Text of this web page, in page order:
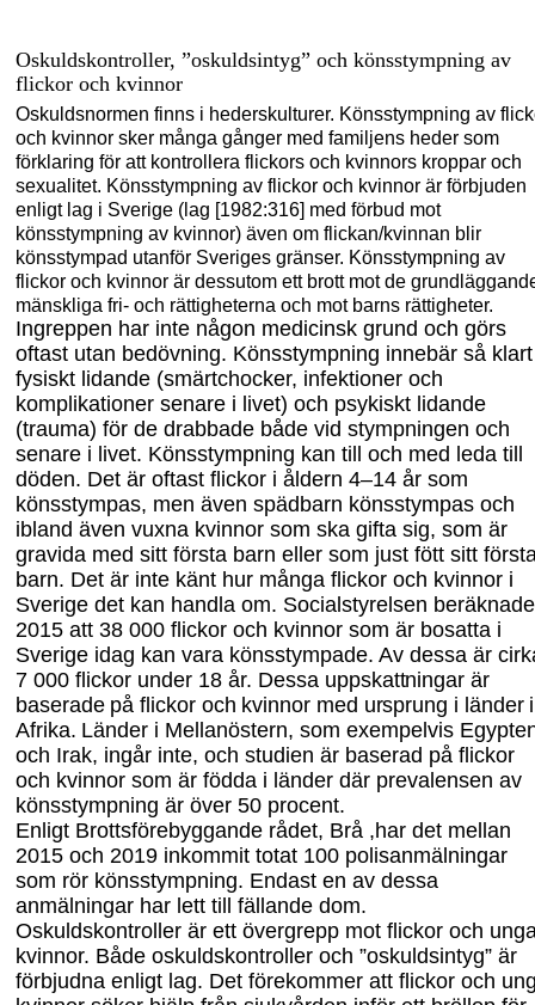
Oskuldskontroller, ”oskuldsintyg” och könsstympning av
flickor och kvinnor
Oskuldsnormen finns i hederskulturer. Könsstympning av
och kvinnor sker många gånger med familjens heder som
förklaring för att kontrollera flickors och kvinnors kroppar och
sexualitet. Könsstympning av flickor och kvinnor är förbjuden
enligt lag i Sverige (lag [1982:316] med förbud mot
könsstympning av kvinnor) även om flickan/kvinnan blir
könsstympad utanför Sveriges gränser. Könsstympning av
flickor och kvinnor är dessutom ett brott mot de
mänskliga fri- och rättigheterna och mot barns rättigheter.
Ingreppen har inte någon medicinsk grund och görs
oftast utan bedövning. Könsstympning innebär så klart
fysiskt lidande (smärtchocker, infektioner och
komplikationer senare i livet) och psykiskt lidande
(trauma) för de drabbade både vid stympningen och
senare i livet. Könsstympning kan till och med leda till
döden. Det är oftast flickor i åldern 4–14 år som
könsstympas, men även spädbarn könsstympas och
ibland även vuxna kvinnor som ska gifta sig, som är
gravida med sitt första barn eller som just fött sitt
barn. Det är inte känt hur många flickor och kvinnor i
Sverige det kan handla om. Socialstyrelsen beräknade
2015 att 38 000 flickor och kvinnor som är bosatta i
Sverige idag kan vara könsstympade. Av dessa är
7 000 flickor under 18 år. Dessa uppskattningar är
baserade på flickor och kvinnor med ursprung i länder i
Afrika. Länder i Mellanöstern, som exempelvis
och Irak, ingår inte, och studien är baserad på flickor
och kvinnor som är födda i länder där prevalensen av
könsstympning är över 50 procent.
Enligt Brottsförebyggande rådet, Brå ,har det mellan
2015 och 2019 inkommit totat 100 polisanmälningar
som rör könsstympning. Endast en av dessa
anmälningar har lett till fällande dom.
Oskuldskontroller är ett övergrepp mot flickor och
kvinnor. Både oskuldskontroller och ”oskuldsintyg” är
förbjudna enligt lag. Det förekommer att flickor och